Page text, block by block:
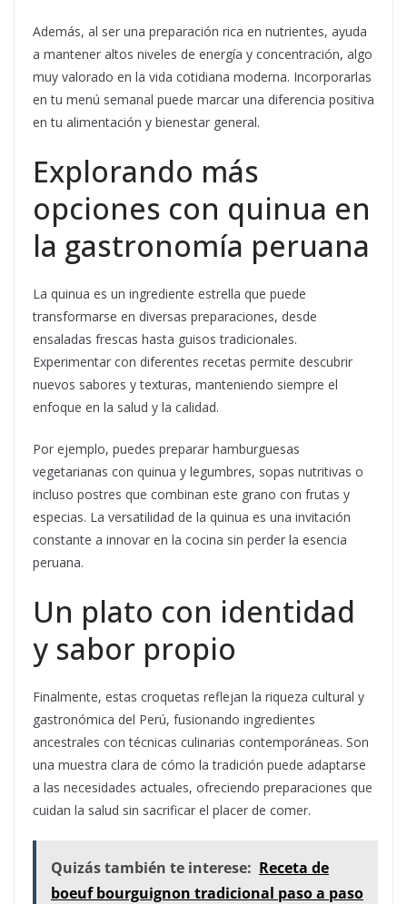
Además, al ser una preparación rica en nutrientes, ayuda
a mantener altos niveles de energía y concentración, algo
muy valorado en la vida cotidiana moderna. Incorporarlas
en tu menú semanal puede marcar una diferencia positiva
en tu alimentación y bienestar general.
Explorando más
opciones con quinua en
la gastronomía peruana
La quinua es un ingrediente estrella que puede
transformarse en diversas preparaciones, desde
ensaladas frescas hasta guisos tradicionales.
Experimentar con diferentes recetas permite descubrir
nuevos sabores y texturas, manteniendo siempre el
enfoque en la salud y la calidad.
Por ejemplo, puedes preparar hamburguesas
vegetarianas con quinua y legumbres, sopas nutritivas o
incluso postres que combinan este grano con frutas y
especias. La versatilidad de la quinua es una invitación
constante a innovar en la cocina sin perder la esencia
peruana.
Un plato con identidad
y sabor propio
Finalmente, estas croquetas reflejan la riqueza cultural y
gastronómica del Perú, fusionando ingredientes
ancestrales con técnicas culinarias contemporáneas. Son
una muestra clara de cómo la tradición puede adaptarse
a las necesidades actuales, ofreciendo preparaciones que
cuidan la salud sin sacrificar el placer de comer.
Quizás también te interese: Receta de
boeuf bourguignon tradicional paso a paso